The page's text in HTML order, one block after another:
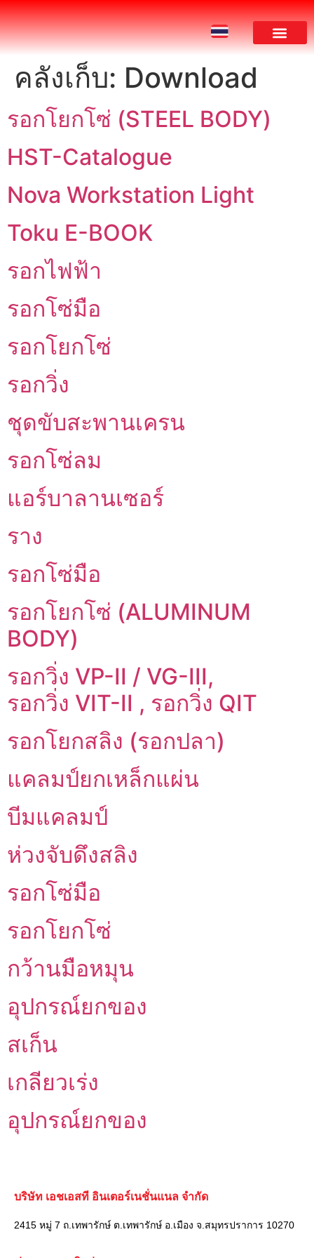
คลังเก็บ: Download
รอกโยกโซ่ (STEEL BODY)
HST-Catalogue
Nova Workstation Light
Toku E-BOOK
รอกไฟฟ้า
รอกโซ่มือ
รอกโยกโซ่
รอกวิ่ง
ชุดขับสะพานเครน
รอกโซ่ลม
แอร์บาลานเซอร์
ราง
รอกโซ่มือ
รอกโยกโซ่ (ALUMINUM
BODY)
รอกวิ่ง VP-II / VG-III,
รอกวิ่ง VIT-II , รอกวิ่ง QIT
รอกโยกสลิง (รอกปลา)
แคลมป์ยกเหล็กแผ่น
บีมแคลมป์
ห่วงจับดึงสลิง
รอกโซ่มือ
รอกโยกโซ่
กว้านมือหมุน
อุปกรณ์ยกของ
สเก็น
เกลียวเร่ง
อุปกรณ์ยกของ
บริษัท เอชเอสที อินเตอร์เนชั่นแนล จำกัด
2415 หมู่ 7 ถ.เทพารักษ์ ต.เทพารักษ์ อ.เมือง จ.สมุทรปราการ 10270